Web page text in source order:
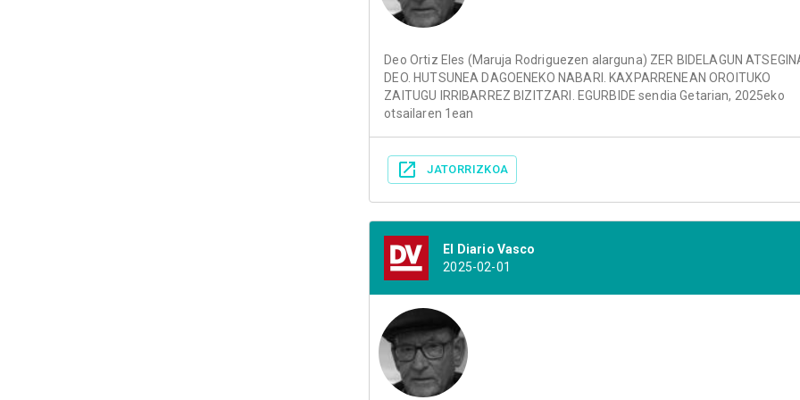
Deo Ortiz Eles (Maruja Rodriguezen alarguna) ZER BIDELAGUN
DEO. HUTSUNEA DAGOENEKO NABARI. KAXPARRENEAN OROITUKO
ZAITUGU IRRIBARREZ BIZITZARI. EGURBIDE sendia Getarian, 2025eko
otsailaren 1ean
JATORRIZKOA
El Diario Vasco
2025-02-01